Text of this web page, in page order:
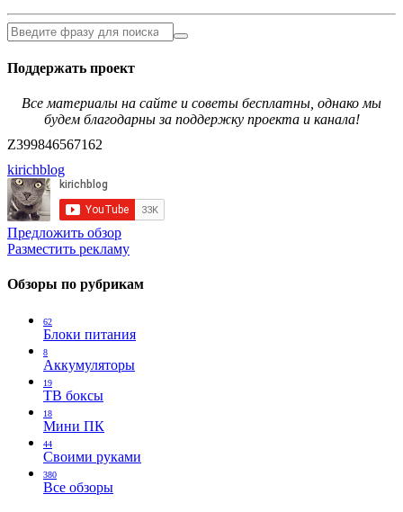
Поддержать проект
Все материалы на сайте и советы бесплатны, однако мы
будем благодарны за поддержку проекта и канала!
Z399846567162
kirichblog
Предложить обзор
Разместить рекламу
Обзоры по рубрикам
62
Блоки питания
8
Аккумуляторы
19
ТВ боксы
18
Мини ПК
44
Своими руками
380
Все обзоры